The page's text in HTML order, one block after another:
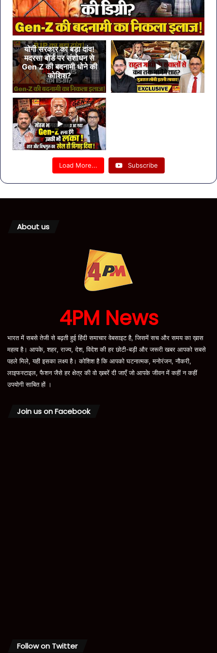
योगी सरकार का बड़ा दांव!
मदरसा बोर्ड पर संशोधन से
Gen Z की बदनामी धोने की
कोशिश?
Load More... Subscribe
About us
4PM News
भारत में सबसे तेजी से बढ़ती हुई हिंदी समाचार वेबसाइट है, जिसमें सच और समय का ख़ास
महत्व है। आपके, शहर, राज्य, देश, विदेश की हर छोटी-बड़ी और जरूरी खबर आपको सबसे
पहले मिले, यही इसका लक्ष्य है। कोशिश है कि आपको घटनात्मक, मनोरंजन, नौकरी,
लाइफस्टाइल, फैशन जैसे हर क्षेत्र की वो ख़बरें दी जाएँ जो आपके जीवन में कहीं न कहीं
उपयोगी साबित हों ।
Join us on Facebook
Follow on Twitter